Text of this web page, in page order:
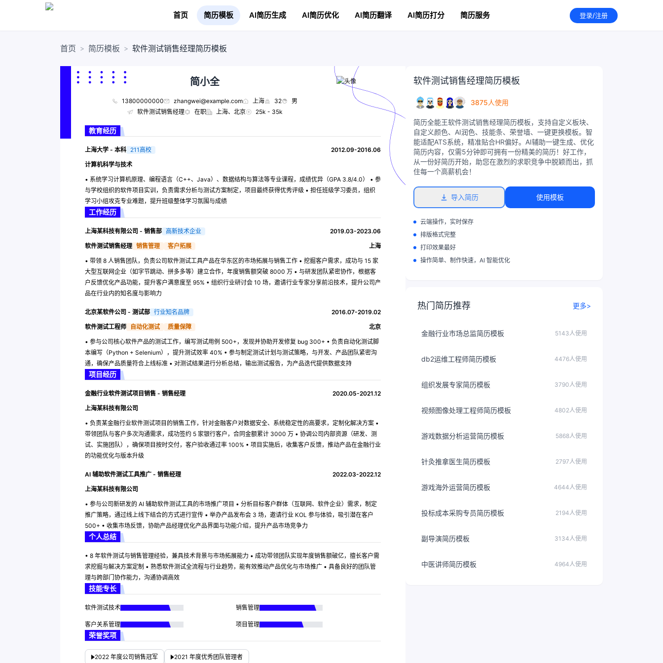
首页 简历模板 AI简历生成 AI简历优化 AI简历翻译 AI简历打分 简历服务 登录/注册
首页 > 简历模板 > 软件测试销售经理简历模板
软件测试销售经理简历模板
3875人使用
简历全能王软件测试销售经理简历模板，支持自定义板块、
自定义颜色、AI润色、技能条、荣誉墙、一键更换模板。智
能适配ATS系统，精准贴合HR偏好。AI辅助一键生成、优化
简历内容，仅需5分钟即可拥有一份精美的简历！好工作，
从一份好简历开始，助您在激烈的求职竞争中脱颖而出，抓
住每一个高薪机会！
导入简历 使用模板
云端操作，实时保存
排版格式完整
打印效果最好
操作简单、制作快速，AI 智能优化
热门简历推荐 更多>
金融行业市场总监简历模板 5143人使用
db2运维工程师简历模板 4476人使用
组织发展专家简历模板 3790人使用
视频图像处理工程师简历模板 4802人使用
游戏数据分析运营简历模板 5868人使用
针灸推拿医生简历模板 2797人使用
游戏海外运营简历模板 4644人使用
投标成本采购专员简历模板 2194人使用
副导演简历模板 3134人使用
中医讲师简历模板 4964人使用
简小全
13800000000 zhangwei@example.com 上海 32
男
软件测试销售经理
在职 上海、北京 25k - 35k
教育经历
上海大学 - 本科 211高校
2012.09-2016.06
计算机科学与技术
• 系统学习计算机原理、编程语言（C++、Java）、数据结构与算法等专业课程，成绩优异（GPA 3.8/4.0） • 参
与学校组织的软件项目实训，负责需求分析与测试方案制定，项目最终获得优秀评级 • 担任班级学习委员，组织
学习小组攻克专业难题，提升班级整体学习氛围与成绩
工作经历
上海某科技有限公司 - 销售部 高新技术企业
2019.03-2023.06
软件测试销售经理 销售管理 客户拓展
上海
• 带领 8 人销售团队，负责公司软件测试工具产品在华东区的市场拓展与销售工作 • 挖掘客户需求，成功与 15 家
大型互联网企业（如字节跳动、拼多多等）建立合作，年度销售额突破 8000 万 • 与研发团队紧密协作，根据客
户反馈优化产品功能，提升客户满意度至 95% • 组织行业研讨会 10 场，邀请行业专家分享前沿技术，提升公司产
品在行业内的知名度与影响力
北京某软件公司 - 测试部 行业知名品牌
2016.07-2019.02
软件测试工程师
自动化测试 质量保障
北京
• 参与公司核心软件产品的测试工作，编写测试用例 500+，发现并协助开发修复 bug 300+ • 负责自动化测试脚
本编写（Python + Selenium），提升测试效率 40% • 参与制定测试计划与测试策略，与开发、产品团队紧密沟
通，确保产品质量符合上线标准 • 对测试结果进行分析总结，输出测试报告，为产品迭代提供数据支持
项目经历
金融行业软件测试项目销售 - 销售经理
2020.05-2021.12
上海某科技有限公司
• 负责某金融行业软件测试项目的销售工作，针对金融客户对数据安全、系统稳定性的高要求，定制化解决方案 •
带领团队与客户多次沟通需求，成功签约 5 家银行客户，合同金额累计 3000 万 • 协调公司内部资源（研发、测
试、实施团队），确保项目按时交付，客户验收通过率 100% • 项目实施后，收集客户反馈，推动产品在金融行业
的功能优化与版本升级
AI 辅助软件测试工具推广 - 销售经理
2022.03-2022.12
上海某科技有限公司
• 参与公司新研发的 AI 辅助软件测试工具的市场推广项目 • 分析目标客户群体（互联网、软件企业）需求，制定
推广策略，通过线上线下结合的方式进行宣传 • 举办产品发布会 3 场，邀请行业 KOL 参与体验，吸引潜在客户
500+ • 收集市场反馈，协助产品经理优化产品界面与功能介绍，提升产品市场竞争力
个人总结
• 8 年软件测试与销售管理经验，兼具技术背景与市场拓展能力 • 成功带领团队实现年度销售额破亿，擅长客户需
求挖掘与解决方案定制 • 熟悉软件测试全流程与行业趋势，能有效推动产品优化与市场推广 • 具备良好的团队管
理与跨部门协作能力，沟通协调高效
技能专长
软件测试技术 销售管理
客户关系管理 项目管理
荣誉奖项
2022 年度公司销售冠军 2021 年度优秀团队管理者